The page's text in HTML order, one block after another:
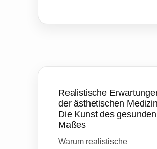
Realistische
der ästhetischen
Die Kunst des gesunden
Maßes
Warum realistische